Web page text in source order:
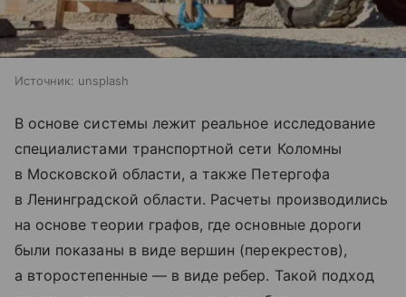
Источник: unsplash
В основе системы лежит реальное исследование
специалистами транспортной сети Коломны
в Московской области, а также Петергофа
в Ленинградской области. Расчеты производились
на основе теории графов, где основные дороги
были показаны в виде вершин (перекрестов),
а второстепенные — в виде ребер. Такой подход